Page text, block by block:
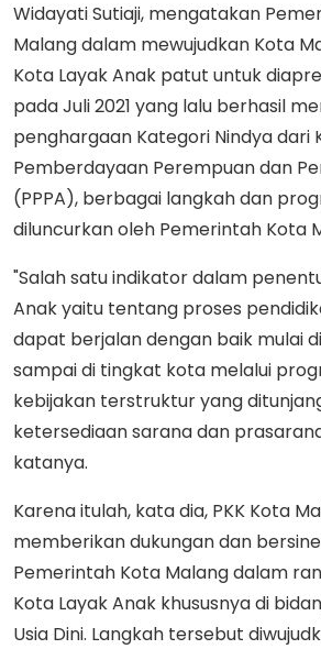
Widayati Sutiaji, mengatakan
Malang dalam mewujudkan Kota
Kota Layak Anak patut untuk
pada Juli 2021 yang lalu berhasil
penghargaan Kategori Nindya dari
Pemberdayaan Perempuan dan
(PPPA), berbagai langkah dan
diluncurkan oleh Pemerintah Kota
"Salah satu indikator dalam
Anak yaitu tentang proses
dapat berjalan dengan baik mulai
sampai di tingkat kota melalui
kebijakan terstruktur yang
ketersediaan sarana dan
katanya.
Karena itulah, kata dia, PKK Kota
memberikan dukungan dan
Pemerintah Kota Malang dalam
Kota Layak Anak khususnya di
Usia Dini. Langkah tersebut